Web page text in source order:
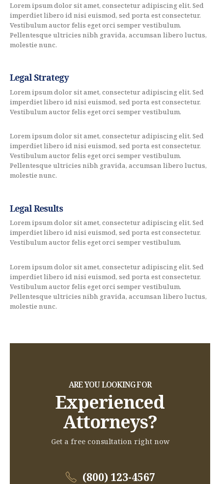
Lorem ipsum dolor sit amet, consectetur adipiscing elit. Sed
imperdiet libero id nisi euismod, sed porta est consectetur.
Vestibulum auctor felis eget orci semper vestibulum.
Pellentesque ultricies nibh gravida, accumsan libero luctus,
molestie nunc.
Legal Strategy
Lorem ipsum dolor sit amet, consectetur adipiscing elit. Sed
imperdiet libero id nisi euismod, sed porta est consectetur.
Vestibulum auctor felis eget orci semper vestibulum.
Lorem ipsum dolor sit amet, consectetur adipiscing elit. Sed
imperdiet libero id nisi euismod, sed porta est consectetur.
Vestibulum auctor felis eget orci semper vestibulum.
Pellentesque ultricies nibh gravida, accumsan libero luctus,
molestie nunc.
Legal Results
Lorem ipsum dolor sit amet, consectetur adipiscing elit. Sed
imperdiet libero id nisi euismod, sed porta est consectetur.
Vestibulum auctor felis eget orci semper vestibulum.
Lorem ipsum dolor sit amet, consectetur adipiscing elit. Sed
imperdiet libero id nisi euismod, sed porta est consectetur.
Vestibulum auctor felis eget orci semper vestibulum.
Pellentesque ultricies nibh gravida, accumsan libero luctus,
molestie nunc.
ARE YOU LOOKING FOR
Experienced
Attorneys?
Get a free consultation right now
(800) 123-4567